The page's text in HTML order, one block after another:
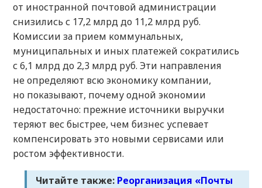
от иностранной почтовой администрации
снизились с 17,2 млрд до 11,2 млрд руб.
Комиссии за прием коммунальных,
муниципальных и иных платежей сократились
с 6,1 млрд до 2,3 млрд руб. Эти направления
не определяют всю экономику компании,
но показывают, почему одной экономии
недостаточно: прежние источники выручки
теряют вес быстрее, чем бизнес успевает
компенсировать это новыми сервисами или
ростом эффективности.
Читайте также: Реорганизация «Почты